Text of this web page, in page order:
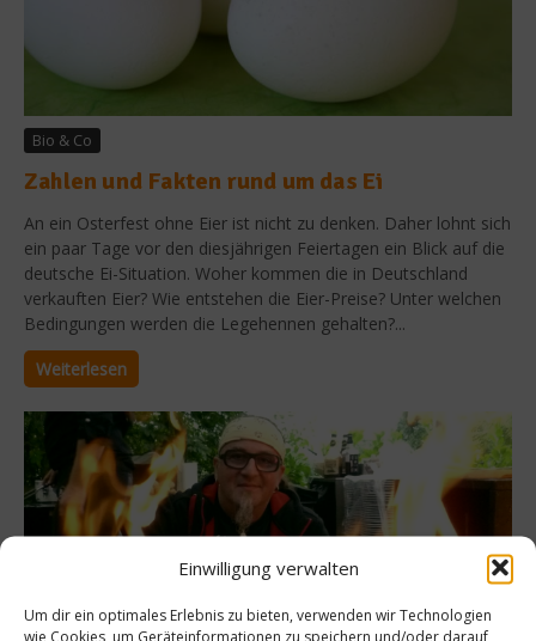
Einwilligung verwalten
Um dir ein optimales Erlebnis zu bieten, verwenden wir Technologien
wie Cookies, um Geräteinformationen zu speichern und/oder darauf
Bio & Co
Zahlen und Fakten rund um das Ei
An ein Osterfest ohne Eier ist nicht zu denken. Daher lohnt sich
ein paar Tage vor den diesjährigen Feiertagen ein Blick auf die
deutsche Ei-Situation. Woher kommen die in Deutschland
verkauften Eier? Wie entstehen die Eier-Preise? Unter welchen
Bedingungen werden die Legehennen gehalten?...
Weiterlesen